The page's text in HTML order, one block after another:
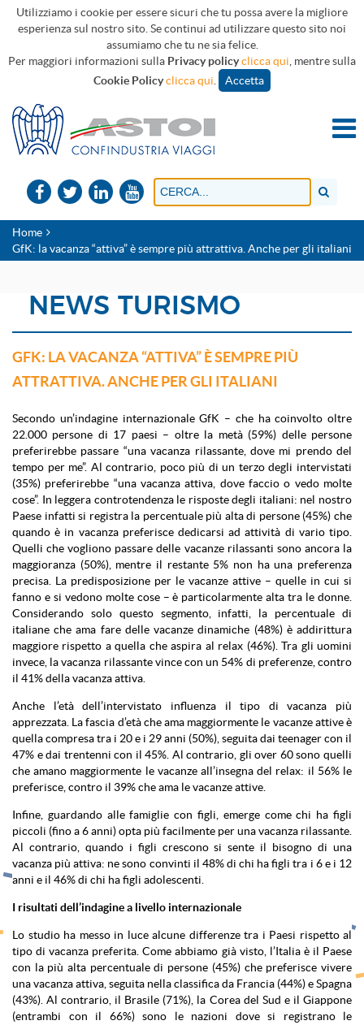
Utilizziamo i cookie per essere sicuri che tu possa avere la migliore
esperienza sul nostro sito. Se continui ad utilizzare questo sito noi
assumiamo che tu ne sia felice.
Per maggiori informazioni sulla Privacy policyclicca qui , mentre sulla
Cookie Policyclicca qui Accetta
Home
GfK: la vacanza “attiva” è sempre più attrattiva. Anche per gli italiani
NEWS TURISMO
GFK: LA VACANZA “ATTIVA” È SEMPRE PIÙ
ATTRATTIVA. ANCHE PER GLI ITALIANI
Secondo un’indagine internazionale GfK – che ha coinvolto oltre
22.000 persone di 17 paesi – oltre la metà (59%) delle persone
preferirebbe passare “una vacanza rilassante, dove mi prendo del
tempo per me”. Al contrario, poco più di un terzo degli intervistati
(35%) preferirebbe “una vacanza attiva, dove faccio o vedo molte
cose”. In leggera controtendenza le risposte degli italiani: nel nostro
Paese infatti si registra la percentuale più alta di persone (45%) che
quando è in vacanza preferisce dedicarsi ad attività di vario tipo.
Quelli che vogliono passare delle vacanze rilassanti sono ancora la
maggioranza (50%), mentre il restante 5% non ha una preferenza
precisa. La predisposizione per le vacanze attive – quelle in cui si
fanno e si vedono molte cose – è particolarmente alta tra le donne.
Considerando solo questo segmento, infatti, la percentuale di
italiane che ama fare delle vacanze dinamiche (48%) è addirittura
maggiore rispetto a quella che aspira al relax (46%). Tra gli uomini
invece, la vacanza rilassante vince con un 54% di preferenze, contro
il 41% della vacanza attiva.
Anche l’età dell’intervistato influenza il tipo di vacanza più
apprezzata. La fascia d’età che ama maggiormente le vacanze attive è
quella compresa tra i 20 e i 29 anni (50%), seguita dai teenager con il
47% e dai trentenni con il 45%. Al contrario, gli over 60 sono quelli
che amano maggiormente le vacanze all’insegna del relax: il 56% le
preferisce, contro il 39% che ama le vacanze attive.
Infine, guardando alle famiglie con figli, emerge come chi ha figli
piccoli (fino a 6 anni) opta più facilmente per una vacanza rilassante.
Al contrario, quando i figli crescono si sente il bisogno di una
vacanza più attiva: ne sono convinti il 48% di chi ha figli tra i 6 e i 12
anni e il 46% di chi ha figli adolescenti.
I risultati dell’indagine a livello internazionale
Lo studio ha messo in luce alcune differenze tra i Paesi rispetto al
tipo di vacanza preferita. Come abbiamo già visto, l’Italia è il Paese
con la più alta percentuale di persone (45%) che preferisce vivere
una vacanza attiva, seguita nella classifica da Francia (44%) e Spagna
(43%). Al contrario, il Brasile (71%), la Corea del Sud e il Giappone
(entrambi con il 66%) sono le nazioni dove si registrano le